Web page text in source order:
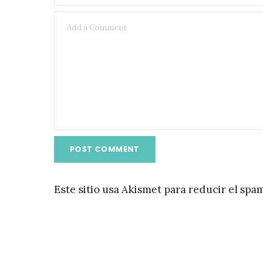
Este sitio usa Akismet para reducir el